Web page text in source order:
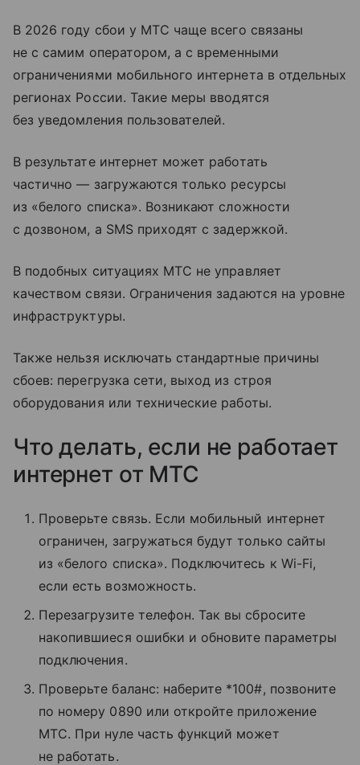
В 2026 году сбои у МТС чаще всего связаны
не с самим оператором, а с временными
ограничениями мобильного интернета в отдельных
регионах России. Такие меры вводятся
без уведомления пользователей.
В результате интернет может работать
частично — загружаются только ресурсы
из «белого списка». Возникают сложности
с дозвоном, а SMS приходят с задержкой.
В подобных ситуациях МТС не управляет
качеством связи. Ограничения задаются на уровне
инфраструктуры.
Также нельзя исключать стандартные причины
сбоев: перегрузка сети, выход из строя
оборудования или технические работы.
Что делать, если не работает
интернет от МТС
Проверьте связь. Если мобильный интернет
ограничен, загружаться будут только сайты
из «белого списка». Подключитесь к Wi-Fi,
если есть возможность.
Перезагрузите телефон. Так вы сбросите
накопившиеся ошибки и обновите параметры
подключения.
Проверьте баланс: наберите *100#, позвоните
по номеру 0890 или откройте приложение
МТС. При нуле часть функций может
не работать.